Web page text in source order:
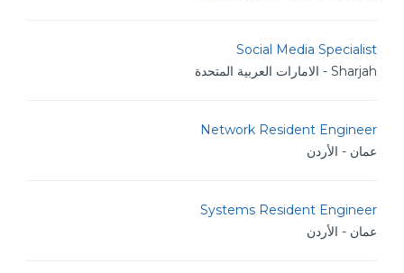
Social Media Specialist
Sharjah - الامارات العربية المتحدة
Network Resident Engineer
عمان - الأردن
Systems Resident Engineer
عمان - الأردن